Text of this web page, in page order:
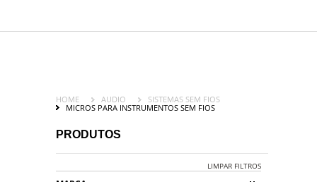
HOME AUDIO
SISTEMAS SEM FIOS
MICROS PARA INSTRUMENTOS SEM FIOS
PRODUTOS
LIMPAR FILTROS